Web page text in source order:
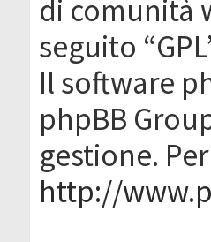
di comunità
seguito
Il software
phpBB
gestione.
http://